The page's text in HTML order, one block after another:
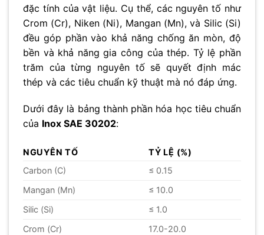
đặc tính của vật liệu. Cụ thể, các nguyên tố như
Crom (Cr), Niken (Ni), Mangan (Mn), và Silic (Si)
đều góp phần vào khả năng chống ăn mòn, độ
bền và khả năng gia công của thép. Tỷ lệ phần
trăm của từng nguyên tố sẽ quyết định mác
thép và các tiêu chuẩn kỹ thuật mà nó đáp ứng.
Dưới đây là bảng thành phần hóa học tiêu chuẩn
của Inox SAE 30202:
NGUYÊN TỐ
TỶ LỆ (%)
Carbon (C)
≤ 0.15
Mangan (Mn)
≤ 10.0
Silic (Si)
≤ 1.0
Crom (Cr)
17.0-20.0